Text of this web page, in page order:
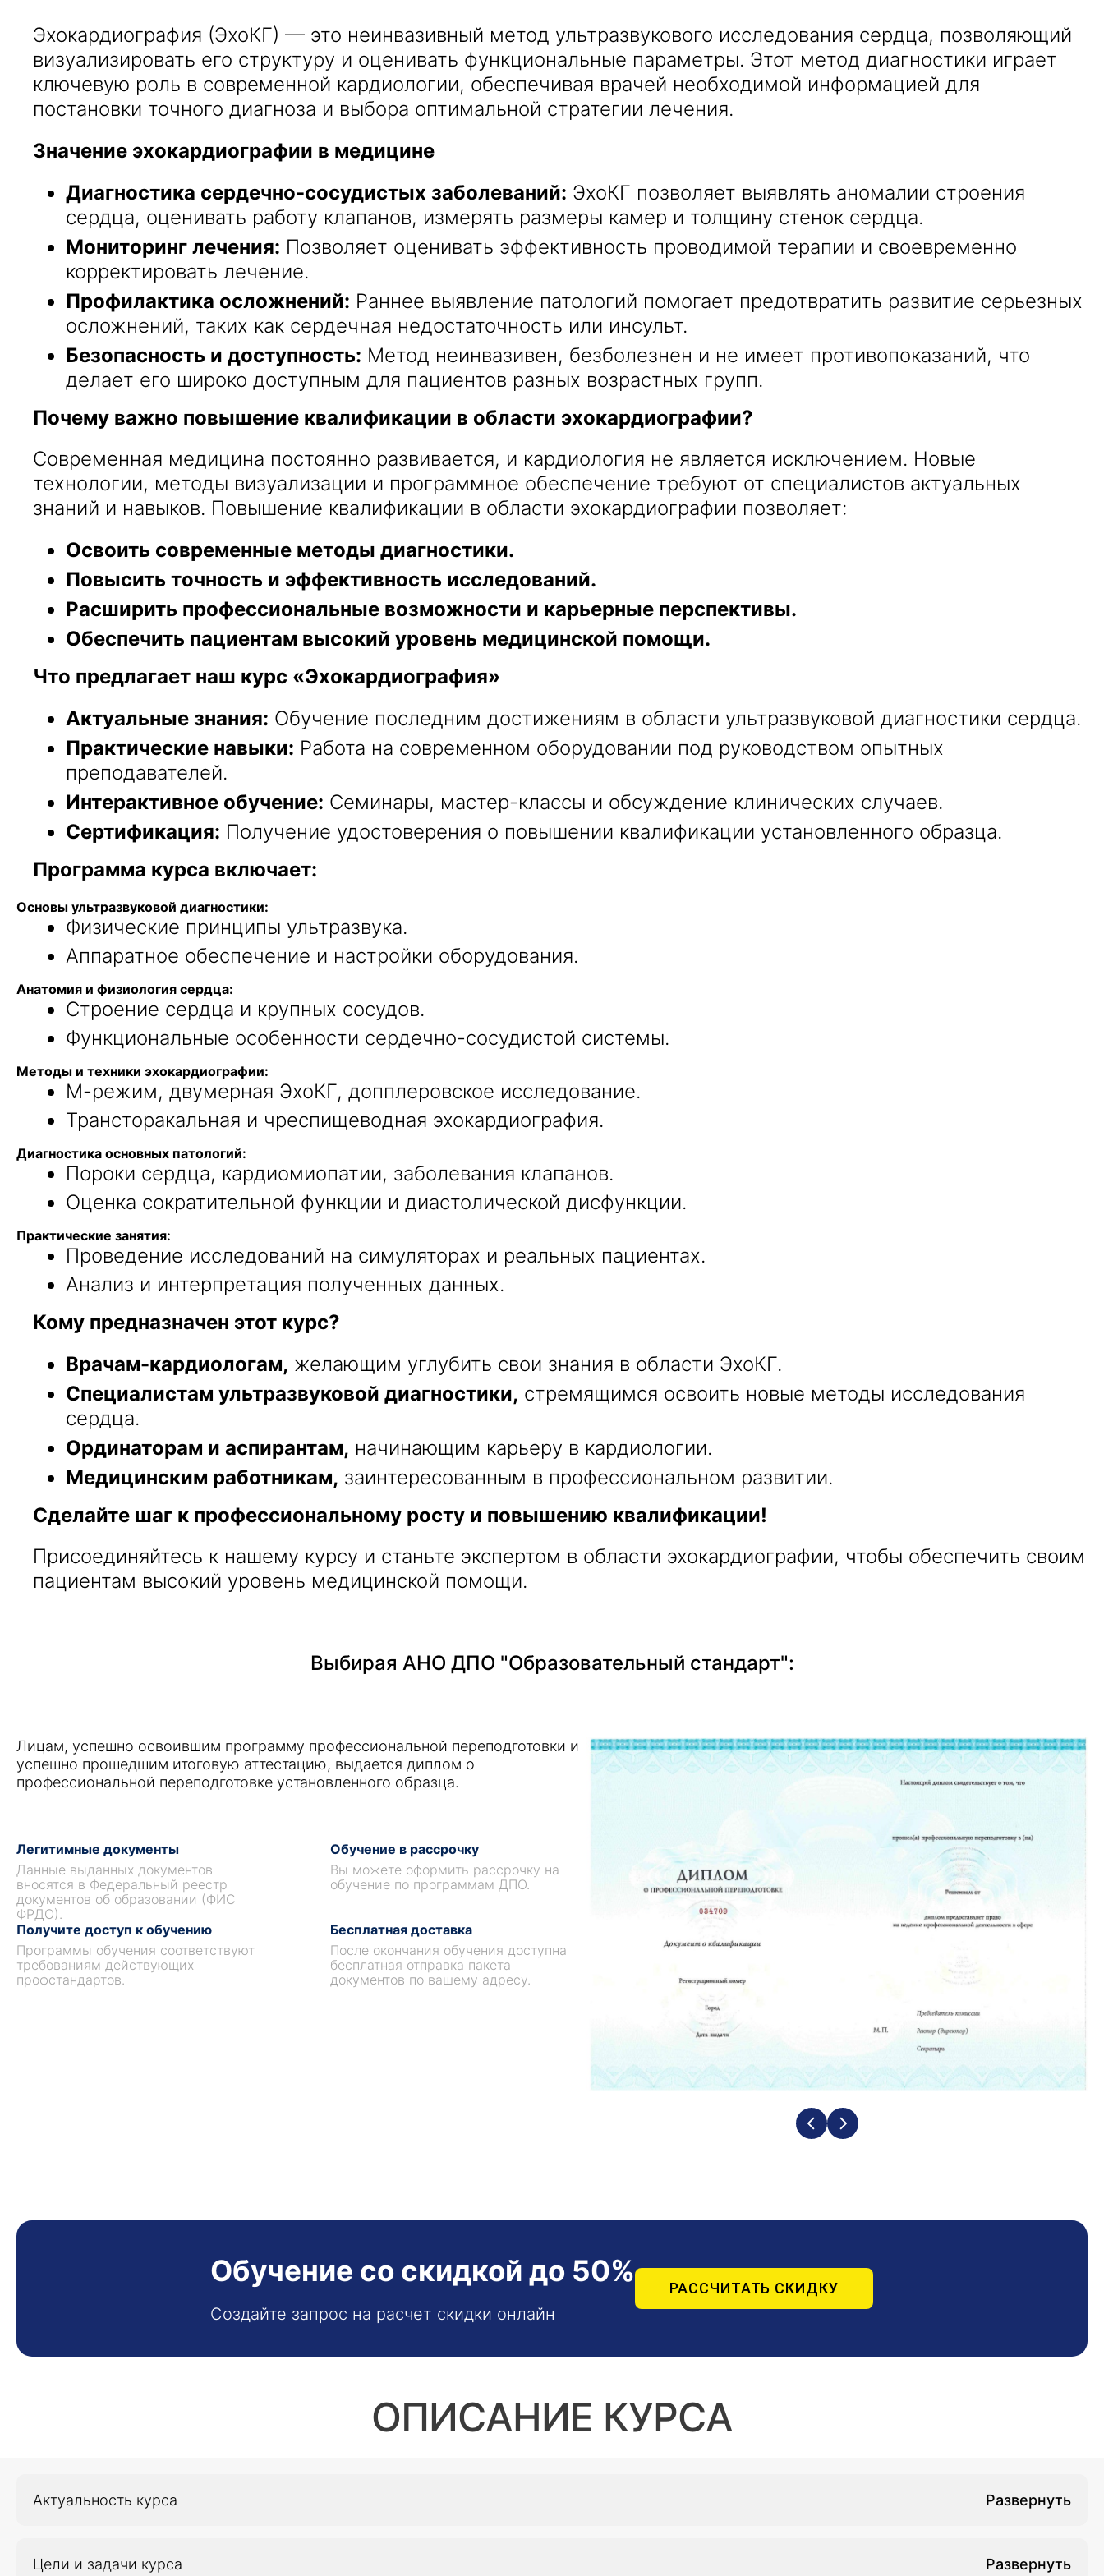
Эхокардиография (ЭхоКГ) — это неинвазивный метод ультразвукового исследования сердца, позволяющий
визуализировать его структуру и оценивать функциональные параметры. Этот метод диагностики играет
ключевую роль в современной кардиологии, обеспечивая врачей необходимой информацией для
постановки точного диагноза и выбора оптимальной стратегии лечения.
Значение эхокардиографии в медицине
Диагностика сердечно-сосудистых заболеваний: ЭхоКГ позволяет выявлять аномалии строения
сердца, оценивать работу клапанов, измерять размеры камер и толщину стенок сердца.
Мониторинг лечения: Позволяет оценивать эффективность проводимой терапии и своевременно
корректировать лечение.
Профилактика осложнений: Раннее выявление патологий помогает предотвратить развитие серьезных
осложнений, таких как сердечная недостаточность или инсульт.
Безопасность и доступность: Метод неинвазивен, безболезнен и не имеет противопоказаний, что
делает его широко доступным для пациентов разных возрастных групп.
Почему важно повышение квалификации в области эхокардиографии?
Современная медицина постоянно развивается, и кардиология не является исключением. Новые
технологии, методы визуализации и программное обеспечение требуют от специалистов актуальных
знаний и навыков. Повышение квалификации в области эхокардиографии позволяет:
Освоить современные методы диагностики.
Повысить точность и эффективность исследований.
Расширить профессиональные возможности и карьерные перспективы.
Обеспечить пациентам высокий уровень медицинской помощи.
Что предлагает наш курс «Эхокардиография»
Актуальные знания: Обучение последним достижениям в области ультразвуковой диагностики сердца.
Практические навыки: Работа на современном оборудовании под руководством опытных
преподавателей.
Интерактивное обучение: Семинары, мастер-классы и обсуждение клинических случаев.
Сертификация: Получение удостоверения о повышении квалификации установленного образца.
Программа курса включает:
Основы ультразвуковой диагностики:
Физические принципы ультразвука.
Аппаратное обеспечение и настройки оборудования.
Анатомия и физиология сердца:
Строение сердца и крупных сосудов.
Функциональные особенности сердечно-сосудистой системы.
Методы и техники эхокардиографии:
М-режим, двумерная ЭхоКГ, допплеровское исследование.
Трансторакальная и чреспищеводная эхокардиография.
Диагностика основных патологий:
Пороки сердца, кардиомиопатии, заболевания клапанов.
Оценка сократительной функции и диастолической дисфункции.
Практические занятия:
Проведение исследований на симуляторах и реальных пациентах.
Анализ и интерпретация полученных данных.
Кому предназначен этот курс?
Врачам-кардиологам, желающим углубить свои знания в области ЭхоКГ.
Специалистам ультразвуковой диагностики, стремящимся освоить новые методы исследования
сердца.
Ординаторам и аспирантам, начинающим карьеру в кардиологии.
Медицинским работникам, заинтересованным в профессиональном развитии.
Сделайте шаг к профессиональному росту и повышению квалификации!
Присоединяйтесь к нашему курсу и станьте экспертом в области эхокардиографии, чтобы обеспечить своим
пациентам высокий уровень медицинской помощи.
Выбирая АНО ДПО "Образовательный стандарт":
Лицам, успешно освоившим программу профессиональной переподготовки и
успешно прошедшим итоговую аттестацию, выдается диплом о
профессиональной переподготовке установленного образца.
Легитимные документы
Данные выданных документов
вносятся в Федеральный реестр
документов об образовании (ФИС
ФРДО).
Обучение в рассрочку
Вы можете оформить рассрочку на
обучение по программам ДПО.
Получите доступ к обучению
Программы обучения соответствуют
требованиям действующих
профстандартов.
Бесплатная доставка
После окончания обучения доступна
бесплатная отправка пакета
документов по вашему адресу.
Обучение со скидкой до 50%
Создайте запрос на расчет скидки онлайн
РАССЧИТАТЬ СКИДКУ
ОПИСАНИЕ КУРСА
Актуальность курса
Цели и задачи курса
Получить консультацию
Даю согласие наобработку персональных
Приложите документы
Даю согласие наобработку персональных
данных иe-mail рассылку
Получить консультацию
Даю согласие на